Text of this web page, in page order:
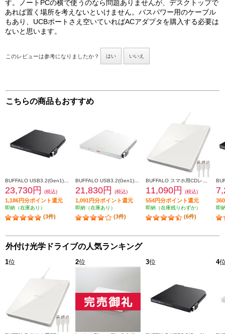
す。ノートPCの横で使うのなら問題ありませんが、デスクトップで
あれば置く場所を考えないといけません。バスパワー用のケーブル
もあり、UCBポートさえ空いていればACアダプタを購入する必要は
ないと思います。
このレビューは参考になりましたか？ はい いいえ
こちらの商品もおすすめ
23,730円 (税込)
1,186円分ポイント還元
即納（在庫あり）
(3件)
21,830円 (税込)
1,091円分ポイント還元
即納（在庫あり）
(3件)
11,090円 (税込)
554円分ポイント還元
即納（在庫残りわずか）
(6件)
即
外付け光学ドライブの人気ランキング
1位 2位 3位 4